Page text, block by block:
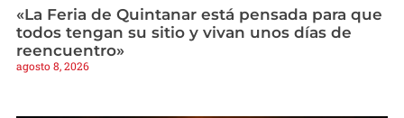
«La Feria de Quintanar está pensada para que
todos tengan su sitio y vivan unos días de
reencuentro»
agosto 8, 2026